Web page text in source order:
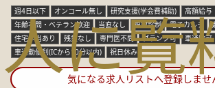
人に覧
週4日以下 オンコール無し 研究支援(学会費補助)
高額給与
年齢不問・ベテラン歓迎
当直なし 複数診制 電子カルテ
住宅手当あり
残業なし 専門医不問 ブランク可 車通勤可
車通勤便利(ICから10分以内)
祝日休み
気になる求人リストへ登録しませ